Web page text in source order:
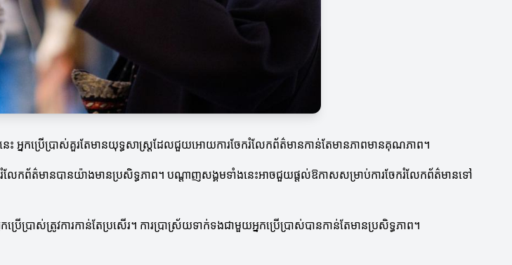
អ្នកប្រើប្រាស់គួរតែមានយុទ្ធសាស្ត្រដែលជួយអោយការចែករំលែកព័ត៌មានកាន់តែមានភាពមានគុណភាព។
កព័ត៌មានបានយ៉ាងមានប្រសិទ្ធភាព។ បណ្តាញសង្គមទាំងនេះអាចជួយផ្ដល់ឱកាសសម្រាប់ការចែករំលែកព័ត៌មានទៅ
រាស់ត្រូវការកាន់តែប្រសើរ។ ការប្រាស្រ័យទាក់ទងជាមួយអ្នកប្រើប្រាស់បានកាន់តែមានប្រសិទ្ធភាព។